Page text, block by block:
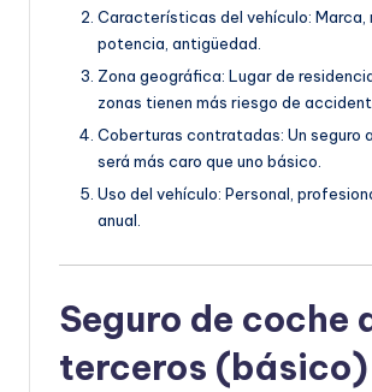
Características del vehículo: Marca,
potencia, antigüedad.
Zona geográfica: Lugar de
zonas tienen más riesgo de
Coberturas contratadas: Un seguro
será más caro que uno básico.
Uso del vehículo: Personal,
anual.
Seguro de coche
terceros (básico)